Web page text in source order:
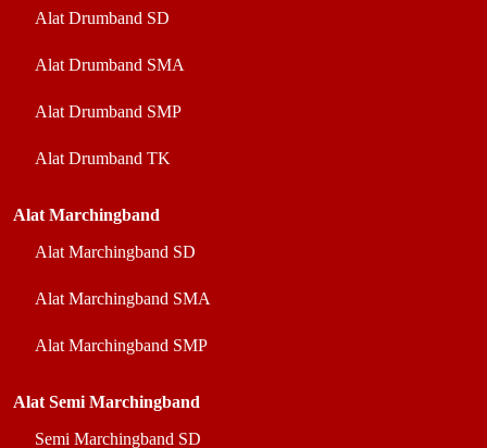
Alat Drumband SD
Alat Drumband SMA
Alat Drumband SMP
Alat Drumband TK
Alat Marchingband
Alat Marchingband SD
Alat Marchingband SMA
Alat Marchingband SMP
Alat Semi Marchingband
Semi Marchingband SD